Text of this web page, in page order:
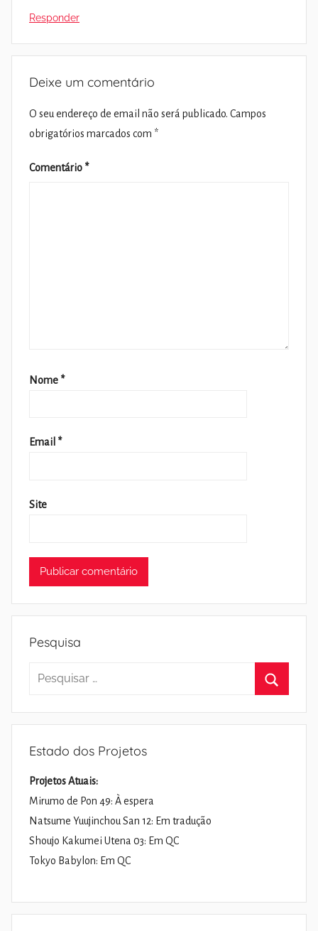
Responder
Deixe um comentário
O seu endereço de email não será publicado. Campos
obrigatórios marcados com *
Comentário *
Nome *
Email *
Site
Pesquisa
Pesquisar
Estado dos Projetos
Projetos Atuais:
Mirumo de Pon 49: À espera
Natsume Yuujinchou San 12: Em tradução
Shoujo Kakumei Utena 03: Em QC
Tokyo Babylon: Em QC